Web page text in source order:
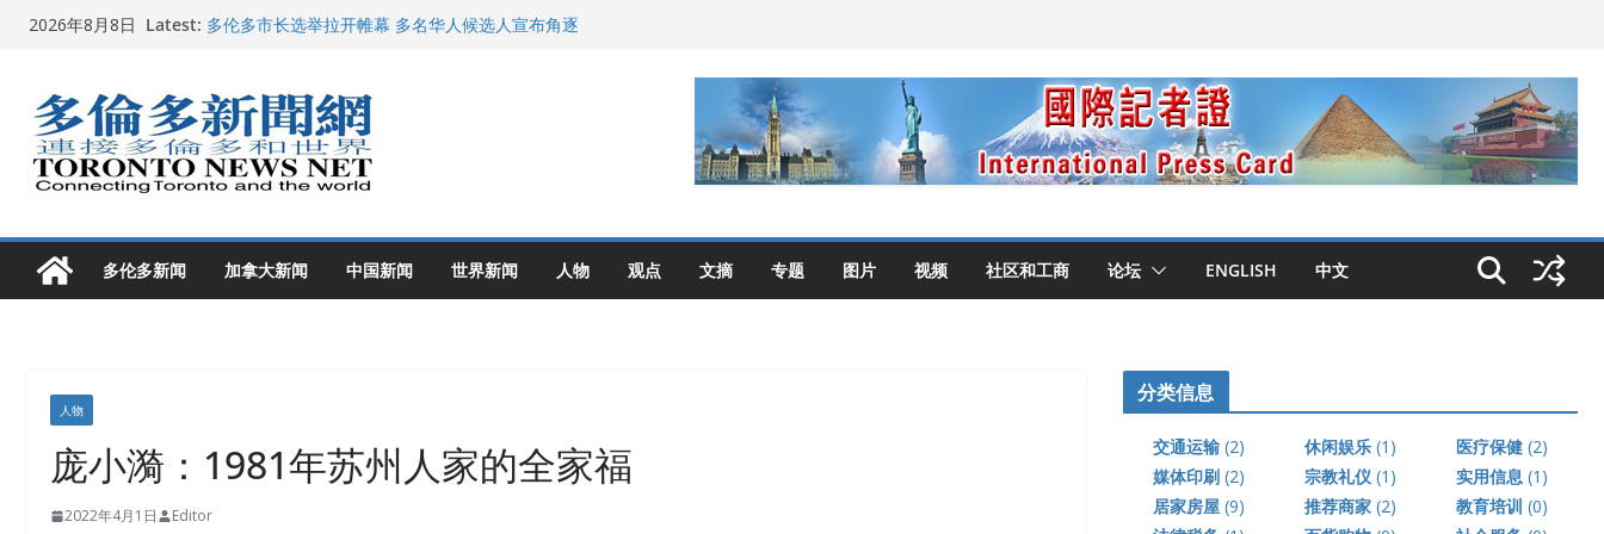
Skip2026年8月8日 Latest: 多伦多市长选举拉开帷幕 多名华人候选人宣布角逐
就业
2026加拿大青少年儿童绘画比赛颁奖典礼多伦多举行
龚晓华参加多伦多骄傲大游行 与市民分享竞选理念
多伦多新闻 加拿大新闻 中国新闻 世界新闻 人物 观点 文摘 专题 图片 视频 社区和工商 论坛 ENGLISH 中文
人物
庞小漪：1981年苏州人家的全家福
2022年4月1日 Editor
分类信息
交通运输 (2) 休闲娱乐 (1) 医疗保健 (2)
媒体印刷 (2) 宗教礼仪 (1) 实用信息 (1)
居家房屋 (9) 推荐商家 (2) 教育培训 (0)